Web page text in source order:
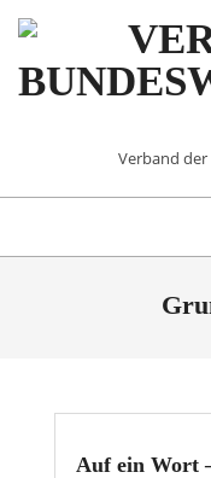
Skip
content
DER
Verband
Auf ein Wort